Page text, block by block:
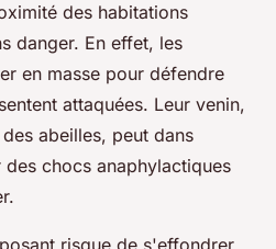
des habitations
danger. En effet, les
en masse pour défendre
attaquées. Leur venin,
abeilles, peut dans
chocs anaphylactiques